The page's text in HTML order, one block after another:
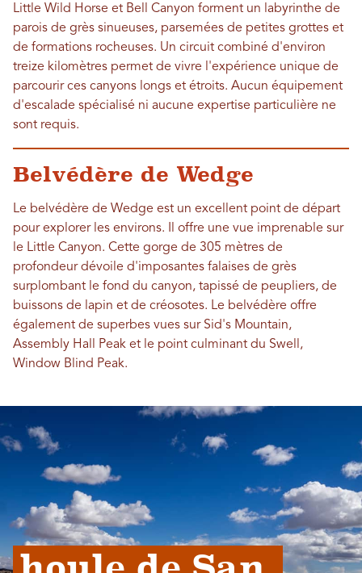
Little Wild Horse et Bell Canyon forment un labyrinthe de
parois de grès sinueuses, parsemées de petites grottes et
de formations rocheuses. Un circuit combiné d'environ
treize kilomètres permet de vivre l'expérience unique de
parcourir ces canyons longs et étroits. Aucun équipement
d'escalade spécialisé ni aucune expertise particulière ne
sont requis.
Belvédère de Wedge
Le belvédère de Wedge est un excellent point de départ
pour explorer les environs. Il offre une vue imprenable sur
le Little Canyon. Cette gorge de 305 mètres de
profondeur dévoile d'imposantes falaises de grès
surplombant le fond du canyon, tapissé de peupliers, de
buissons de lapin et de créosotes. Le belvédère offre
également de superbes vues sur Sid's Mountain,
Assembly Hall Peak et le point culminant du Swell,
Window Blind Peak.